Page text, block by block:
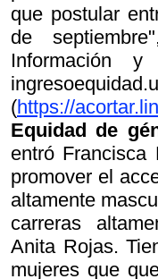
que postular
de
Información
(https://
Equidad de
entró
promover el
altamente
carreras
Anita Rojas.
mujeres que